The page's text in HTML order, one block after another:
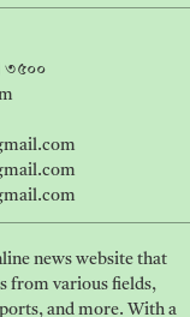
৩৫০০
news website that
from various fields,
and more. With a